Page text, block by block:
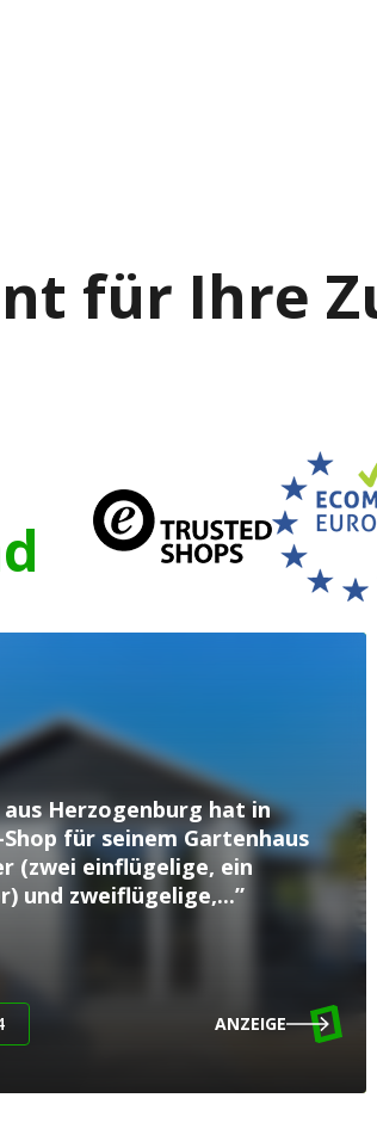
für Ihre
aus Herzogenburg hat in
für seinem Gartenhaus
(zwei einflügelige, ein
und zweiflügelige,...”
ANZEIGE